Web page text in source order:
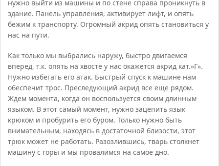
нужно выйти из машины и по стене справа проникнуть в
здание. Панель управления, активирует лифт, и опять
бежим к транспорту. Огромный акрид опять становиться у
нас на пути.
Как только мы выбрались наружу, быстро двигаемся
вперед, т.к. опять на хвосте у нас окажется акрид кат.»Г».
Нужно избегать его атак. Быстрый спуск к машине нам
обеспечит трос. Преследующий акрид все еще рядом.
Ждем момента, когда он воспользуется своим длинным
языком. В этот самый момент, нужно зацепить язык
крюком и пробурить его буром. Только нужно быть
внимательным, находясь в достаточной близости, этот
трюк может не работать. Разозлившись, тварь столкнет
машину с горы и мы провалимся на самое дно.